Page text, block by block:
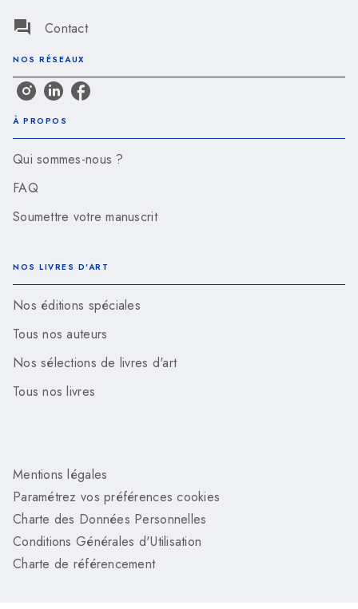
question_answer Contact
NOS RÉSEAUX
À PROPOS
Qui sommes-nous ?
FAQ
Soumettre votre manuscrit
NOS LIVRES D'ART
Nos éditions spéciales
Tous nos auteurs
Nos sélections de livres d'art
Tous nos livres
Mentions légales
Paramétrez vos préférences cookies
Charte des Données Personnelles
Conditions Générales d'Utilisation
Charte de référencement